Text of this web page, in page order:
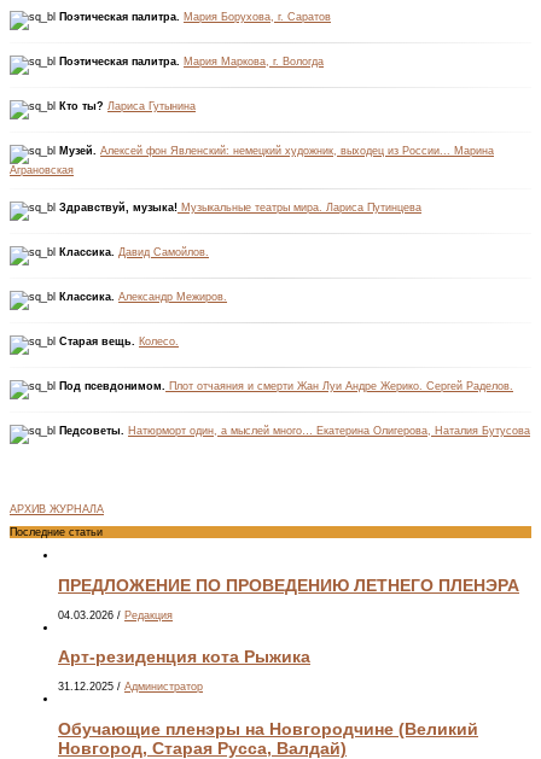
Поэтическая палитра. Мария Борухова, г. Саратов
Поэтическая палитра. Мария Маркова, г. Вологда
Кто ты? Лариса Гутынина
Музей. Алексей фон Явленский: немецкий художник, выходец из России... Марина
Аграновская
Здравствуй, музыка! Музыкальные театры мира. Лариса Путинцева
Классика. Давид Самойлов.
Классика. Александр Межиров.
Старая вещь. Колесо.
Под псевдонимом. Плот отчаяния и смерти Жан Луи Андре Жерико. Сергей Раделов.
Педсоветы. Натюрморт один, а мыслей много… Екатерина Олигерова, Наталия Бутусова
АРХИВ ЖУРНАЛА
Последние статьи
ПРЕДЛОЖЕНИЕ ПО ПРОВЕДЕНИЮ ЛЕТНЕГО ПЛЕНЭРА
04.03.2026 / Редакция
Арт-резиденция кота Рыжика
31.12.2025 / Администратор
Обучающие пленэры на Новгородчине (Великий
Новгород, Старая Русса, Валдай)